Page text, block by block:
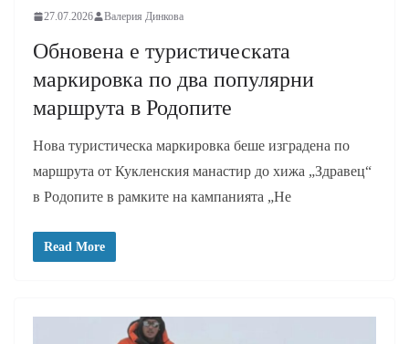
27.07.2026 Валерия Динкова
Обновена е туристическата
маркировка по два популярни
маршрута в Родопите
Нова туристическа маркировка беше изградена по
маршрута от Кукленския манастир до хижа „Здравец“
в Родопите в рамките на кампанията „Не
Read More